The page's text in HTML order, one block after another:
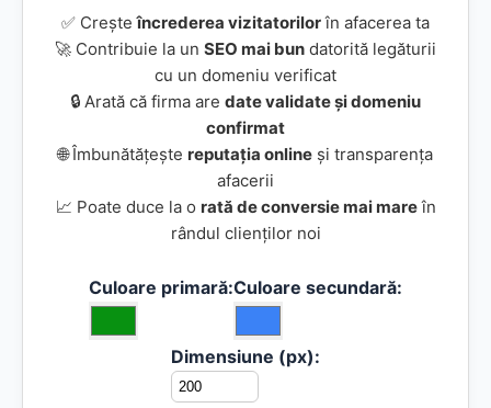
✅ Creșteîncrederea vizitatorilorîn afacerea ta
🚀 Contribuie la un SEO mai bun datorită legăturii
cu un domeniu verificat
🔒 Arată că firma are date validate și domeniu
confirmat
🌐 Îmbunătățește reputația online și transparența
afacerii
📈 Poate duce la o rată de conversie mai mareîn
rândul clienților noi
Culoare primară:Culoare secundară:
Dimensiune (px):